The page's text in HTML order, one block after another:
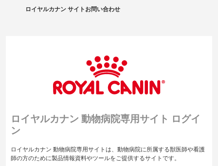
ロイヤルカナン サイトお問い合わせ
ロイヤルカナン 動物病院専用サイト ログイ
ン
ロイヤルカナン 動物病院専用サイトは、動物病院に所属する獣医師や看護
師の方のために製品情報資料やツールをご提供するサイトです。